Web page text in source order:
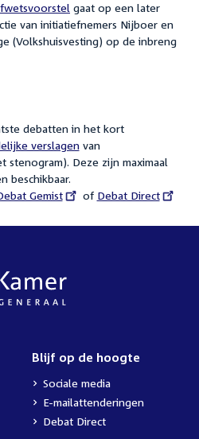
gaat op een later
van initiatiefnemers Nijboer en
(Volkshuisvesting) op de inbreng
debatten in het kort
verslagenvan
stenogram). Deze zijn maximaal
beschikbaar.
Gemist of External
Debat Direct
Blijf op de hoogte
Sociale media
E-mailattenderingen
Debat Direct